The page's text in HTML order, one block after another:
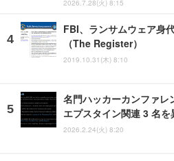
2026.7.28(火) 8:15
FBI、ランサムウェア身
（The Register）
2019.10.31(木) 8:10
名門ハッカーカンファレ
エプスタイン関連 3 名
2026.2.24(火) 8:20